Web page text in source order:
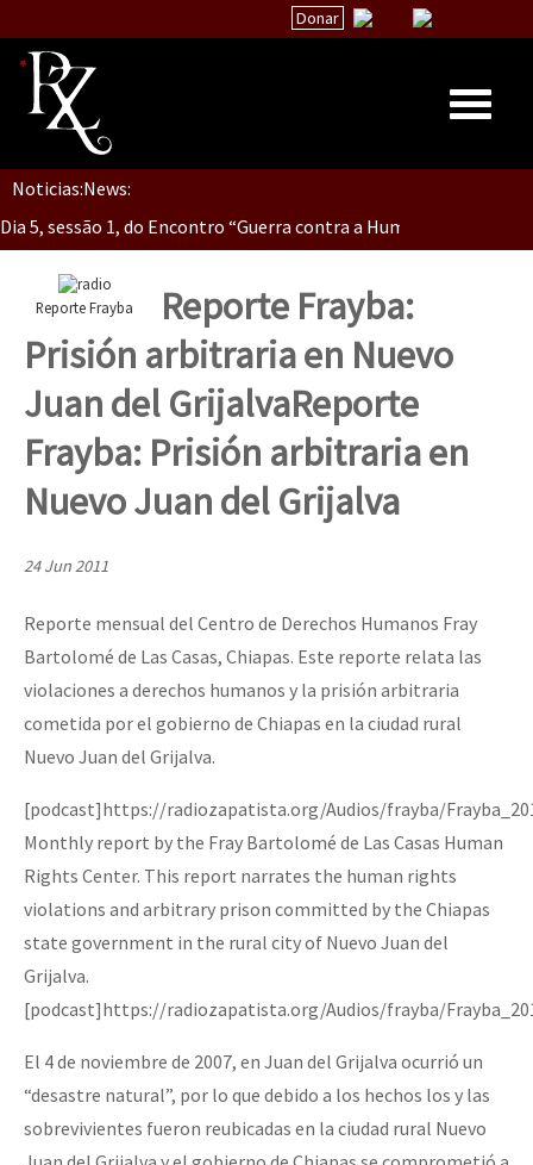
Donar
Inicio
Quiénes Somos
La palabra del EZLN
TEMAS
Chiapas
México
Latinoamérica
La Sexta
AutonomÍa y Resistencia
Megaproyectos
Presos
Mujeres
Niñxs
ETIQUETAS
MULTIMEDIA
Fotorreportaje
Video
Noticias:News:
Dia 5, Sessão 2, Encontro “Guerra contra la Humanidad”
Dia 5, sessão 1, do Encontro “Guerra contra a Humanidade”(As
Dia 4 – Encontro “Guerra contra a Humanidade” (As populações
Dia 3 do Encontro “Guerra contra a Humanidade”
Dia 2 do Encontro “Guerra contra a Humanidad”
Dia 1: Encontro “Guerra contra a Humanidade”
[CDMX – 20 julio] Jornadas globales por la libertad de Jesús
“Sonhando a Terra do Bem Virá” se publica no Estado Espanhol
Se o México sabe, que o mundo saiba! Nossas lutas pela
Reporte Frayba
Reporte Frayba:
Prisión arbitraria en Nuevo
Juan del GrijalvaReporte
Frayba: Prisión arbitraria en
Nuevo Juan del Grijalva
24 Jun 2011
Reporte mensual del Centro de Derechos Humanos Fray
Bartolomé de Las Casas, Chiapas. Este reporte relata las
violaciones a derechos humanos y la prisión arbitraria
cometida por el gobierno de Chiapas en la ciudad rural
Nuevo Juan del Grijalva.
[podcast]https://radiozapatista.org/Audios/frayba/
Monthly report by the Fray Bartolomé de Las Casas Human
Rights Center. This report narrates the human rights
violations and arbitrary prison committed by the Chiapas
state government in the rural city of Nuevo Juan del
Grijalva.
[podcast]https://radiozapatista.org/Audios/frayba/
El 4 de noviembre de 2007, en Juan del Grijalva ocurrió un
“desastre natural”, por lo que debido a los hechos los y las
sobrevivientes fueron reubicadas en la ciudad rural Nuevo